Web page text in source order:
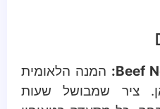
Beef
המנה הלאומית
ציר שמבושל שעות